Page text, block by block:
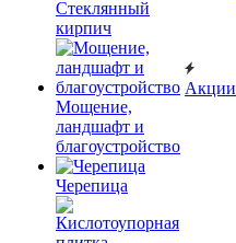
Cтеклянный
кирпич
Мощение,
ландшафт и
благоустройство
Черепица
Акции